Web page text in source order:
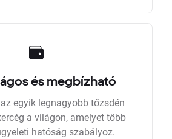
és megbízható
egyik legnagyobb tőzsdén
a világon, amelyet több
hatóság szabályoz.